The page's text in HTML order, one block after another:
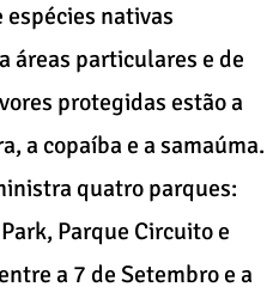
nativas
áreas particulares e de
protegidas estão a
a copaíba e a samaúma.
quatro parques:
Parque Circuito e
a 7 de Setembro e a